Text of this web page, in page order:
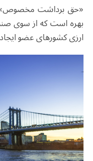
«حق برداشت مخصوص»
بهره است که از سوی
ارزی کشورهای عضو